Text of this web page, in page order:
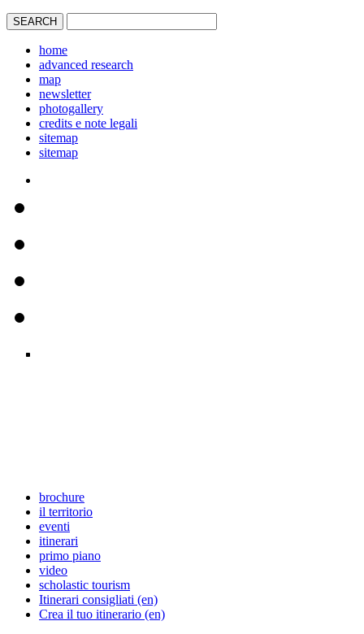
home
advanced research
map
newsletter
photogallery
credits e note legali
sitemap
sitemap
brochure
il territorio
eventi
itinerari
primo piano
video
scholastic tourism
Itinerari consigliati (en)
Crea il tuo itinerario (en)